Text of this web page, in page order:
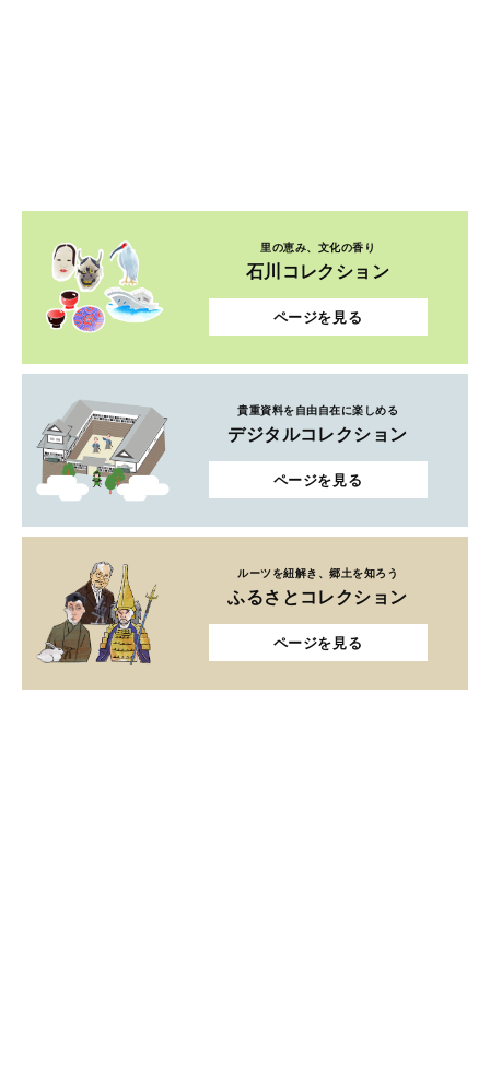
里の恵み、文化の香り
石川コレクション
ページを見る
貴重資料を自由自在に楽しめる
デジタルコレクション
ページを見る
ルーツを紐解き、郷土を知ろう
ふるさとコレクション
ページを見る